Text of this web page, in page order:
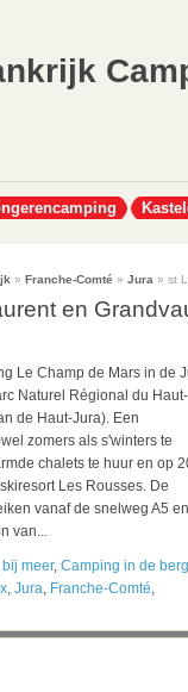
» Franche-Comté » Jura » st
en
Le Champ de Mars in de
Naturel Régional du Haut-
de Haut-Jura). Een
zomers als s'winters te
chalets te huur en op
Les Rousses. De
vanaf de snelweg A5 en
van...
meer, Camping in de
, Jura, Franche-Comté,